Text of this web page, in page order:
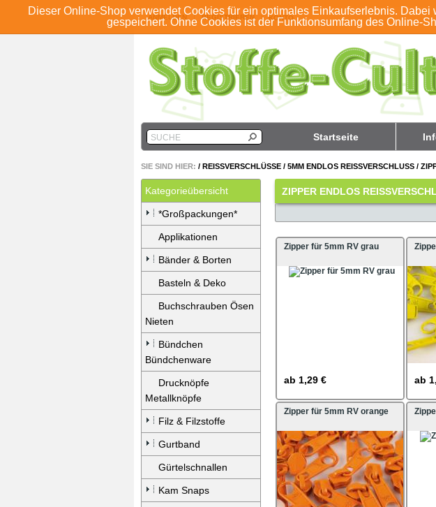
Dieser Online-Shop verwendet Cookies für ein optimales Einkaufserlebnis.
gespeichert. Ohne Cookies ist der Funktionsumfang des Online-
ANMELDEN REGISTRIEREN KONTO
Startseite
SUCHE
SIE SIND HIER: / REISSVERSCHLÜSSE / 5MM ENDLOS REISSVERSCHLUSS /
Kategorieübersicht
*Großpackungen*
Applikationen
Bänder & Borten
Basteln & Deko
Buchschrauben Ösen
Nieten
Bündchen
Bündchenware
Drucknöpfe
Metallknöpfe
Filz & Filzstoffe
Gurtband
Gürtelschnallen
Kam Snaps
ZIPPER ENDLOS
Zipper für 5mm RV grau
ab 1,29 € ab
Zipper für 5mm RV orange